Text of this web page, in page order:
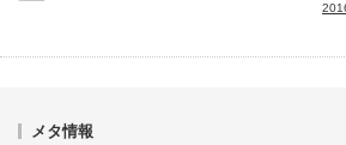
メタ情報